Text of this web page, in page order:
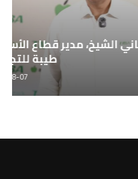
، مدير التصدير بشركة
أجروستوك الإسبانية...
2026-08-07